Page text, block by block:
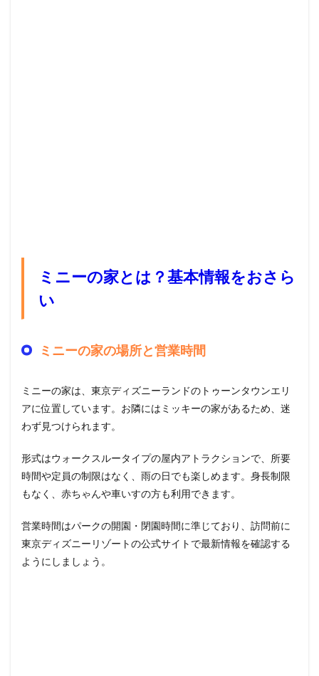
ミニーの家とは？基本情報をおさら
い
ミニーの家の場所と営業時間
ミニーの家は、東京ディズニーランドのトゥーンタウンエリ
アに位置しています。お隣にはミッキーの家があるため、迷
わず見つけられます。
形式はウォークスルータイプの屋内アトラクションで、所要
時間や定員の制限はなく、雨の日でも楽しめます。身長制限
もなく、赤ちゃんや車いすの方も利用できます。
営業時間はパークの開園・閉園時間に準じており、訪問前に
東京ディズニーリゾートの公式サイトで最新情報を確認する
ようにしましょう。